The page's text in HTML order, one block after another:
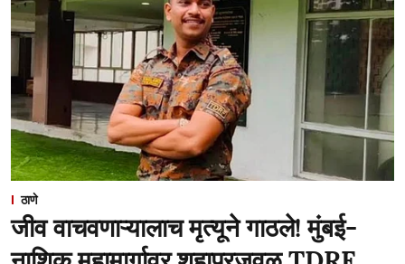
ठाणे
जीव वाचवणाऱ्यालाच मृत्यूने गाठले! मुंबई-